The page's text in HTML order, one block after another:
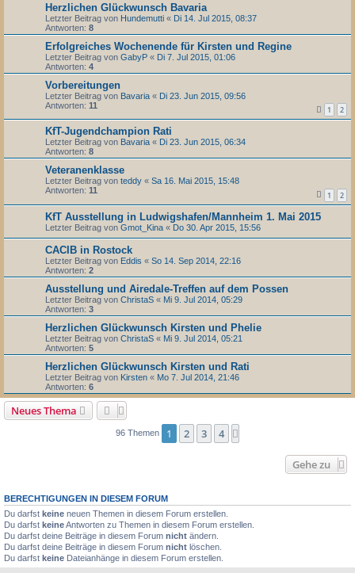
Herzlichen Glückwunsch Bavaria
Letzter Beitrag von Hundemutti « Di 14. Jul 2015, 08:37
Antworten: 8
Erfolgreiches Wochenende für Kirsten und Regine
Letzter Beitrag von GabyP « Di 7. Jul 2015, 01:06
Antworten: 4
Vorbereitungen
Letzter Beitrag von Bavaria « Di 23. Jun 2015, 09:56
Antworten: 11 1 2
KfT-Jugendchampion Rati
Letzter Beitrag von Bavaria « Di 23. Jun 2015, 06:34
Antworten: 8
Veteranenklasse
Letzter Beitrag von teddy « Sa 16. Mai 2015, 15:48
Antworten: 11 1 2
KfT Ausstellung in Ludwigshafen/Mannheim 1. Mai 2015
Letzter Beitrag von Gmot_Kina « Do 30. Apr 2015, 15:56
CACIB in Rostock
Letzter Beitrag von Eddis « So 14. Sep 2014, 22:16
Antworten: 2
Ausstellung und Airedale-Treffen auf dem Possen
Letzter Beitrag von ChristaS « Mi 9. Jul 2014, 05:29
Antworten: 3
Herzlichen Glückwunsch Kirsten und Phelie
Letzter Beitrag von ChristaS « Mi 9. Jul 2014, 05:21
Antworten: 5
Herzlichen Glückwunsch Kirsten und Rati
Letzter Beitrag von Kirsten « Mo 7. Jul 2014, 21:46
Antworten: 6
Neues Thema
96 Themen 1 2 3 4
Gehe zu
BERECHTIGUNGEN IN DIESEM FORUM
Du darfst keine neuen Themen in diesem Forum erstellen.
Du darfst keineAntworten zu Themen in diesem Forum erstellen.
Du darfst deine Beiträge in diesem Forum nicht ändern.
Du darfst deine Beiträge in diesem Forum nicht löschen.
Du darfst keine Dateianhänge in diesem Forum erstellen.